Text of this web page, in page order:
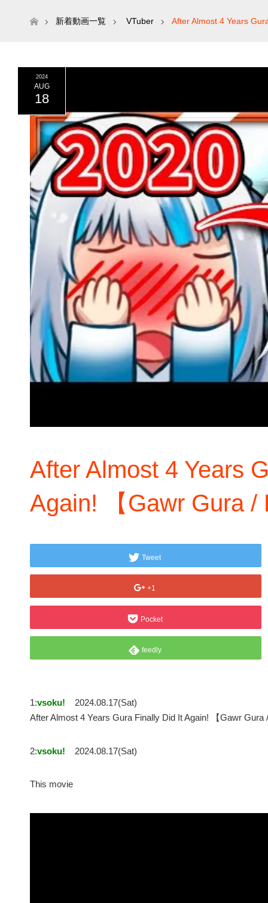
ホーム新着動画一覧 VTuber After Almost 4 Years
2024
AUG
18
After Almost 4 Years
Again! 【Gawr Gura /
Tweet
+1
Pocket
feedly
1:vsoku!
2024.08.17(Sat)
After Almost 4 Years Gura Finally Did It Again! 【Gawr
2:vsoku! 2024.08.17(Sat)
This movie